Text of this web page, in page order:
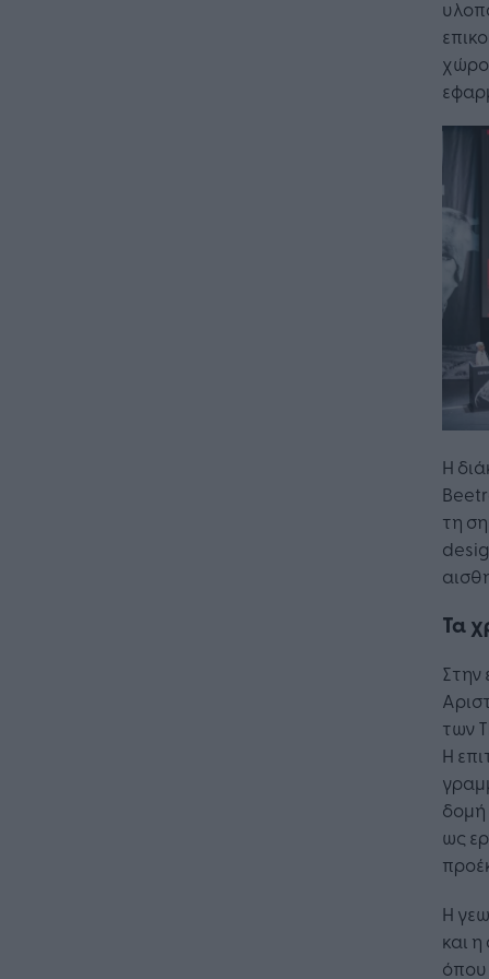
Η
τη
Τα
Στην
των
Η
δομή
ως
Η
και
όπου